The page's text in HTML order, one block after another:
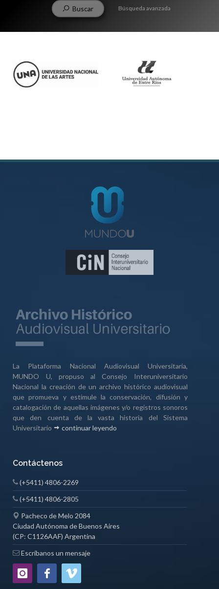
Buscar Búsqueda avanzada
La Plataforma Nacional Audiovisual Universitaria,
MUNDO U, propuso al Consejo Interuniversitario
Nacional la creación de un archivo histórico audiovisual
que promueva y estimule la conservación, difusión y
catalogación de aquellas imágenes y/o registros sonoros
que den cuenta de la vasta historia del Sistema
Universitario
continuar leyendo
Contáctenos
(+5411) 4806-2269
(+5411) 4806-2805
Pacheco de Melo 2084
Ciudad Autónoma de Buenos Aires
(CP: C1126AAF) Argentina
Escríbanos un mensaje